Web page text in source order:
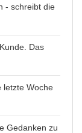
- schreibt die
Das
letzte Woche
Gedanken zu